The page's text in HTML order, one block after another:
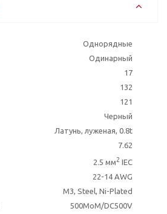
Однорядные
Одинарный
17
132
121
Черный
Латунь, луженая, 0.8t
7.62
2.5 мм2 IEC
22-14 AWG
M3, Steel, Ni-Plated
500MoM/DC500V